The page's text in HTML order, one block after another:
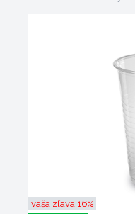
vaša zľava 16%